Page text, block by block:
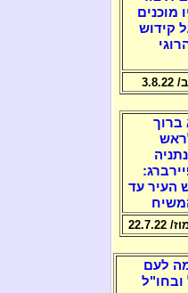
מוכנים
קידוש
העיר עד
לעם